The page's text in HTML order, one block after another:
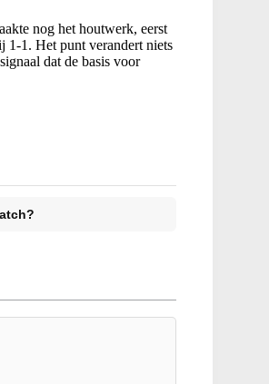
nog het houtwerk, eerst
1-1. Het punt verandert niets
dat de basis voor